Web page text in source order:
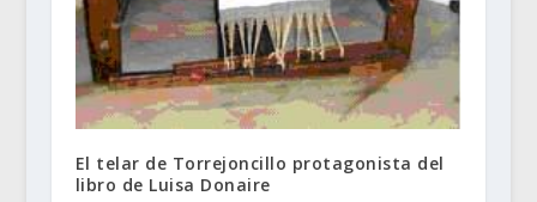
El telar de Torrejoncillo protagonista del
libro de Luisa Donaire